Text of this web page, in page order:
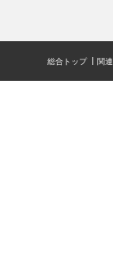
総合トップ 関